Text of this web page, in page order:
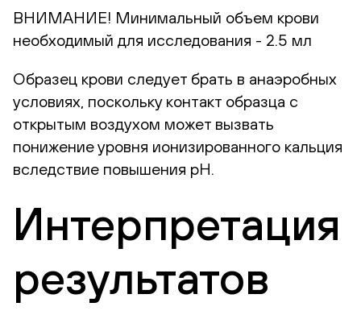
ВНИМАНИЕ! Минимальный объем крови
необходимый для исследования - 2.5 мл
Образец крови следует брать в анаэробных
условиях, поскольку контакт образца с
открытым воздухом может вызвать
понижение уровня ионизированного кальция
вследствие повышения pH.
Интерпретация
результатов